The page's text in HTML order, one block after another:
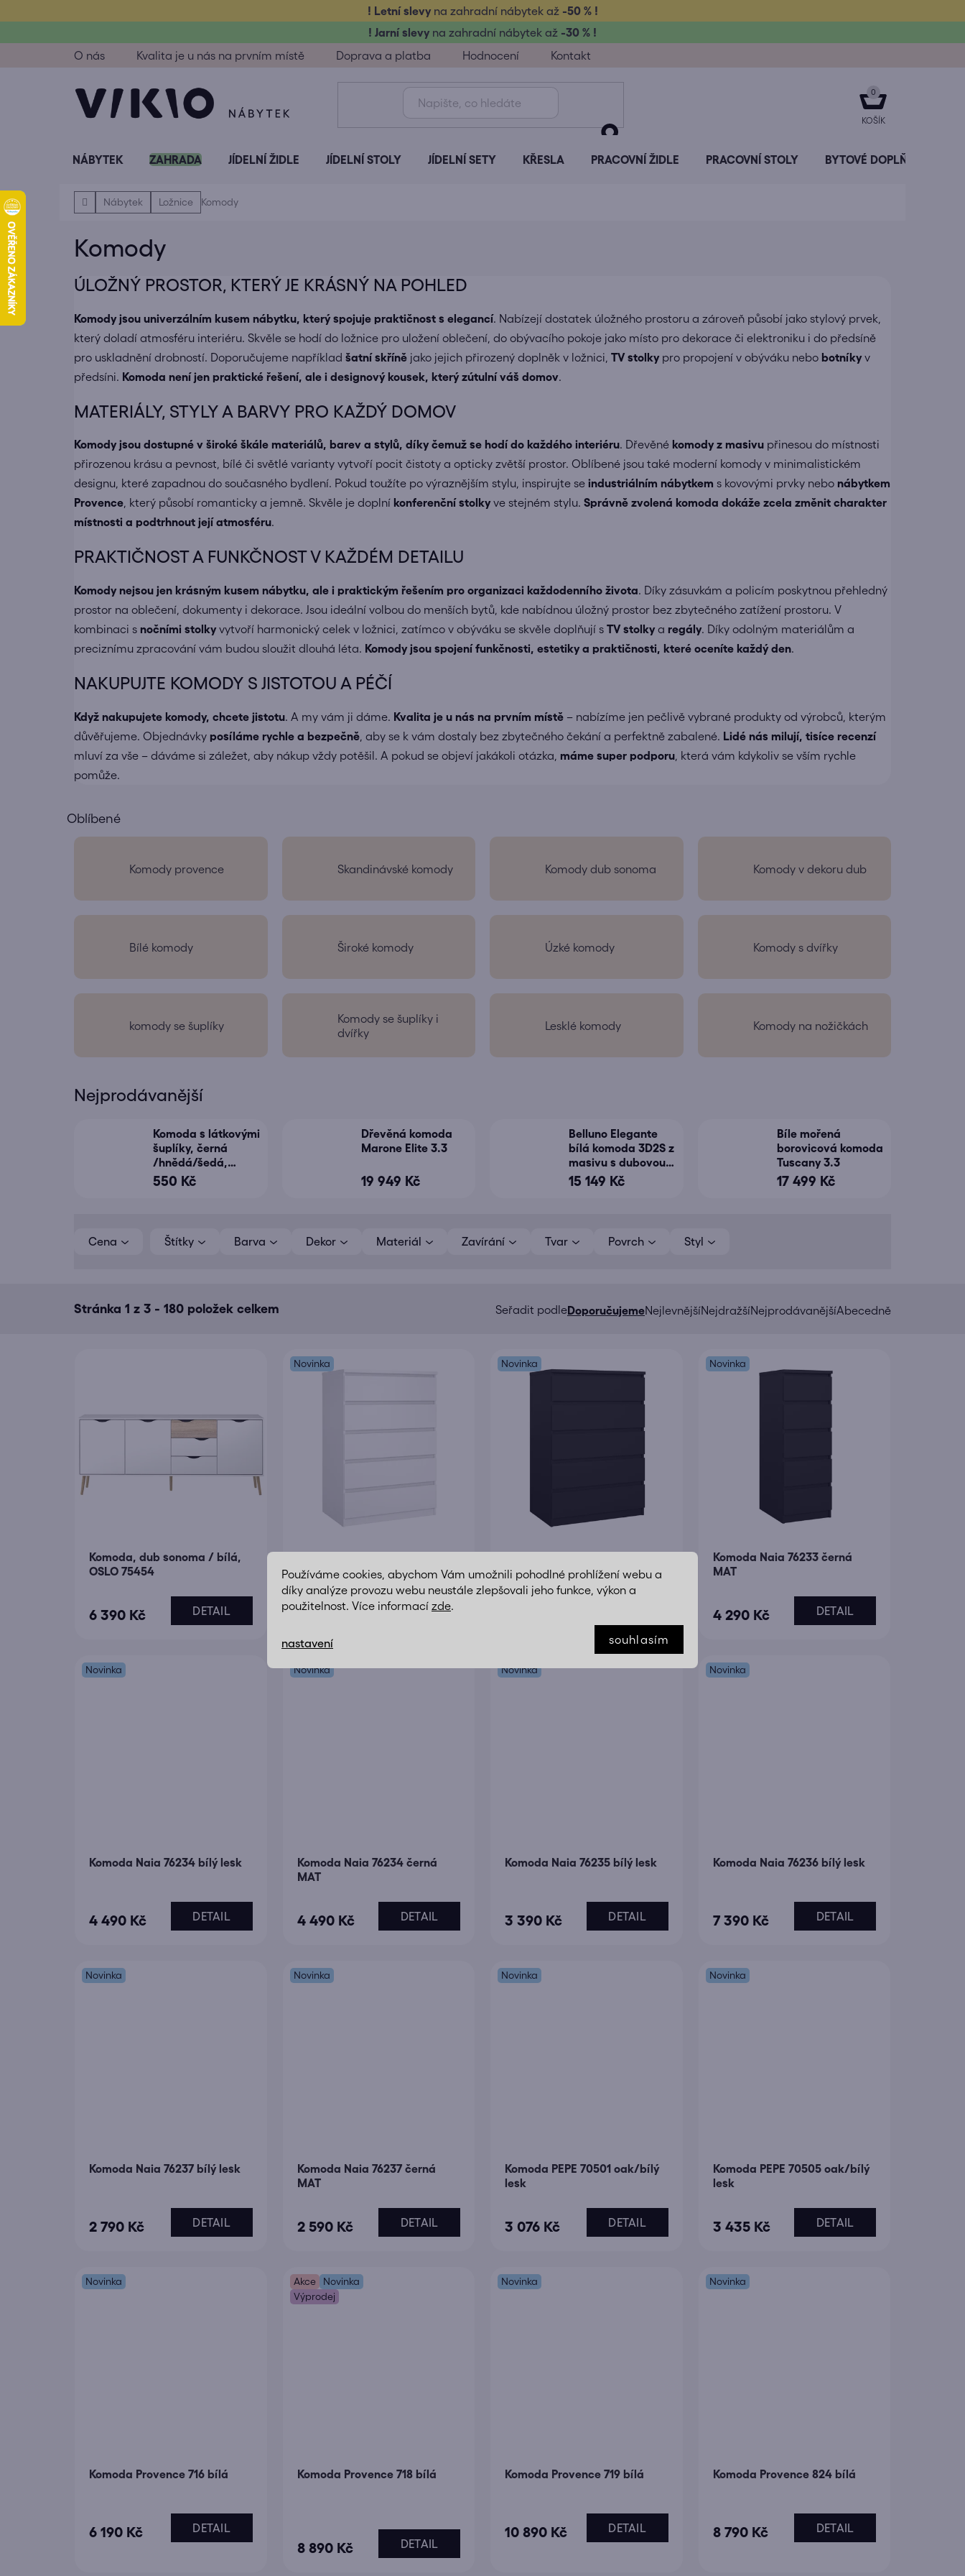
Používáme cookies, abychom Vám umožnili pohodlné prohlížení webu a
díky analýze provozu webu neustále zlepšovali jeho funkce, výkon a
použitelnost. Více informací zde.
nastavení souhlasím
na
! Letní slevy na zahradní nábytek až-50 % !
! Jarní slevy na zahradní nábytek až -30 % !
O nás
Kvalita je u nás na prvním místě Doprava a platba Hodnocení Kontakt
NÁKUPNÍ
KOŠÍK
NÁBYTEK ZAHRADA JÍDELNÍ ŽIDLE JÍDELNÍ STOLY JÍDELNÍ SETY KŘESLA PRACOVNÍ ŽIDLE PRACOVNÍ STOLY BYTOVÉ DOPLŇKY
DomůNábytek Ložnice Komody
Komody
ÚLOŽNÝ PROSTOR, KTERÝ JE KRÁSNÝ NA POHLED
Komody jsou univerzálním kusem nábytku, který spojuje praktičnost s elegancí. Nabízejí dostatek úložného prostoru a zároveň působí jako stylový prvek,
který doladí atmosféru interiéru. Skvěle se hodí do ložnice pro uložení oblečení, do obývacího pokoje jako místo pro dekorace či elektroniku i do předsíně
pro uskladnění drobností. Doporučujeme například šatní skříně jako jejich přirozený doplněk v ložnici, TV stolkypro propojení v obýváku nebo botníkyv
předsíni. Komoda není jen praktické řešení, ale i designový kousek, který zútulní váš domov
MATERIÁLY, STYLY A BARVY PRO KAŽDÝ DOMOV
Komody jsou dostupné v široké škále materiálů, barev a stylů, díky čemuž se hodí do každého interiéru. Dřevěné komody z masivu přinesou do místnosti
přirozenou krásu a pevnost, bílé či světlé varianty vytvoří pocit čistoty a opticky zvětší prostor. Oblíbené jsou také moderní komody v minimalistickém
designu, které zapadnou do současného bydlení. Pokud toužíte po výraznějším stylu, inspirujte se industriálním nábytkem s kovovými prvky nebo nábytkem
Provence , který působí romanticky a jemně. Skvěle je doplní konferenční stolkyve stejném stylu. Správně zvolená komoda dokáže zcela změnit charakter
místnosti a podtrhnout její atmosféru.
PRAKTIČNOST A FUNKČNOST V KAŽDÉM DETAILU
Komody nejsou jen krásným kusem nábytku, ale i praktickým řešením pro organizaci každodenního života. Díky zásuvkám a policím poskytnou přehledný
prostor na oblečení, dokumenty i dekorace. Jsou ideální volbou do menších bytů, kde nabídnou úložný prostor bez zbytečného zatížení prostoru. V
kombinaci s nočními stolkyvytvoří harmonický celek v ložnici, zatímco v obýváku se skvěle doplňují s TV stolkya regály. Díky odolným materiálům a
preciznímu zpracování vám budou sloužit dlouhá léta. Komody jsou spojení funkčnosti, estetiky a praktičnosti, které oceníte každý den.
NAKUPUJTE KOMODY S JISTOTOU A PÉČÍ
Když nakupujete komody, chcete jistotu. A my vám ji dáme. Kvalita je u nás na prvním místě – nabízíme jen pečlivě vybrané produkty od výrobců, kterým
důvěřujeme. Objednávky posíláme rychle a bezpečně , aby se k vám dostaly bez zbytečného čekání a perfektně zabalené. Lidé nás milují, tisíce recenzí
mluví za vše – dáváme si záležet, aby nákup vždy potěšil. A pokud se objeví jakákoli otázka, máme super podporu , která vám kdykoliv se vším rychle
pomůže.
Komody provence Skandinávské komody Komody dub sonoma Komody v dekoru dub
Bílé komody Široké komody Úzké komody Komody s dvířky
komody se šuplíky
Komody se šuplíky i
dvířky
Lesklé komody Komody na nožičkách
Nejprodávanější
Komoda s látkovými
šuplíky, černá
/hnědá/šedá,
CAMILO TYP 1
550 Kč
Dřevěná komoda
Marone Elite 3.3
19 949 Kč
Belluno Elegante
bílá komoda 3D2S z
masivu s dubovou
deskou
15 149 Kč
Bíle mořená
borovicová komoda
Tuscany 3.3
17 499 Kč
Stránka 1 z 3 - 180 položek celkem
Ř
z
e
DoporučujemeNejlevnějšíNejdražšíNejprodávanějšíAbecedně
Cena Barva Dekor Materiál Povrch Styl
Tvar
Zavírání
p
Komoda, dub sonoma / bílá,
OSLO 75454
6 390 Kč DETAIL
Novinka
5 590 Kč DETAIL
Novinka
MAT
Novinka
Komoda Naia 76233 černá
MAT
4 290 Kč DETAIL
Novinka
Komoda Naia 76234 bílý lesk
4 490 Kč DETAIL
Novinka
Komoda Naia 76234 černá
MAT
4 490 Kč DETAIL
Novinka
Komoda Naia 76235 bílý lesk
3 390 Kč DETAIL
Novinka
Komoda Naia 76236 bílý lesk
7 390 Kč DETAIL
Novinka
Komoda Naia 76237 bílý lesk
2 790 Kč DETAIL
Novinka
Komoda Naia 76237 černá
MAT
2 590 Kč DETAIL
Novinka
Komoda PEPE 70501 oak/bílý
lesk
3 076 Kč DETAIL
Novinka
Komoda PEPE 70505 oak/bílý
lesk
3 435 Kč DETAIL
Novinka
Komoda Provence 716 bílá
6 190 Kč DETAIL
Akce
Novinka
Výprodej
Komoda Provence 718 bílá
hodnocení
8 890 Kč DETAIL
Novinka
Komoda Provence 719 bílá
10 890 Kč DETAIL
Novinka
Komoda Provence 824 bílá
8 790 Kč DETAIL